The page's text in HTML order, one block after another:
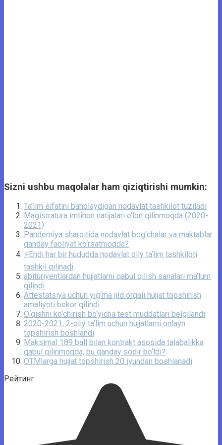
Sizni ushbu maqolalar ham qiziqtirishi mumkin:
Ta’lim sifatini baholaydigan nodavlat tashkilot tuziladi
Magistratura imtihon natijalari e’lon qilinmoqda (2020-
2021)
Pandemiya sharoitida nodavlat bog‘chalar va maktablar
qanday faoliyat ko‘rsatmoqda?
⚡️Endi har bir hududda nodavlat oily ta’lim tashkiloti
tashkil qilinadi
abituriyentlardan hujjatlarni qabul qilish sanalari ma’lum
qilindi
Attestatsiya uchun yig‘ma jild orqali hujjat topshirish
amaliyoti bekor qilindi
O‘qishni ko‘chirish bo‘yicha test muddatlari belgilandi
2020-2021, 2-oliy ta’lim uchun hujjatlarni onlayn
topshirish boshlandi
Maksimal 189 ball bilan kontrakt asosida talabalikka
qabul qilinmoqda, bu qanday sodir bo‘ldi?
OTMlarga hujjat topshirish 20 iyundan boshlanadi
Рейтинг